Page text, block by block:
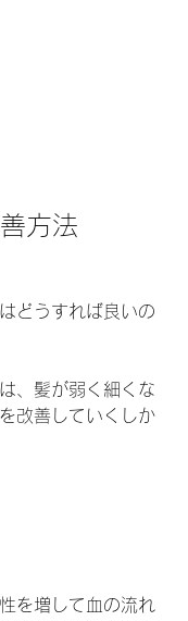
方法
どうすれば良いの
、髪が弱く細くな
改善していくしか
を増して血の流れ